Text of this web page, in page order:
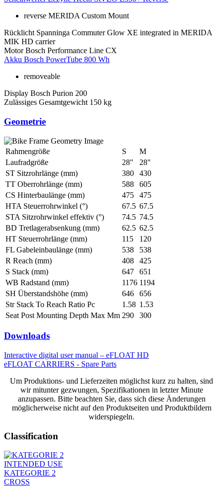
reverse MERIDA Custom Mount
Rücklicht Spanninga Commuter Glow XE integrated in MERIDA
MIK HD carrier
Motor Bosch Performance Line CX
Akku Bosch PowerTube 800 Wh
removeable
Display Bosch Purion 200
Zulässiges Gesamtgewicht 150 kg
Geometrie
Rahmengröße S
M
Laufradgröße
28"
28"
ST Sitzrohrlänge (mm)
380
430
TT Oberrohrlänge (mm)
588
605
CS Hinterbaulänge (mm)
475
475
HTA Steuerrohrwinkel (°)
67.5 67.5
STA Sitzrohrwinkel effektiv (°)
74.5 74.5
BD Tretlagerabsenkung (mm)
62.5 62.5
HT Steuerrohrlänge (mm)
115
120
FL Gabeleinbaulänge (mm)
538
538
R Reach (mm)
408
425
S Stack (mm)
647
651
WB Radstand (mm)
1176 1194
SH Überstandshöhe (mm)
646
656
Str Stack To Reach Ratio Pc
1.58 1.53
Seat Post Mounting Depth Max Mm 290 300
Downloads
Interactive digital user manual – eFLOAT HD
eFLOAT CARRIERS - Spare Parts
Um Produktions- und Lieferzeiten möglichst kurz zu halten, sind
wir mitunter gezwungen, Spezifikationen in letzter Minute
anzupassen. Bitte beachten Sie, dass sich diese Änderungen
möglicherweise nicht auf den Produktseiten und Produktbildern
widerspiegeln.
Classification
INTENDED USE
KATEGORIE 2
CROSS